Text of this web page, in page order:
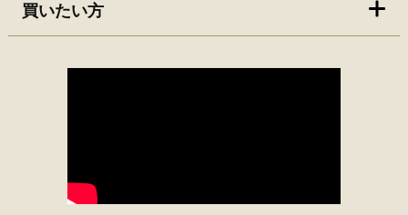
買いたい方